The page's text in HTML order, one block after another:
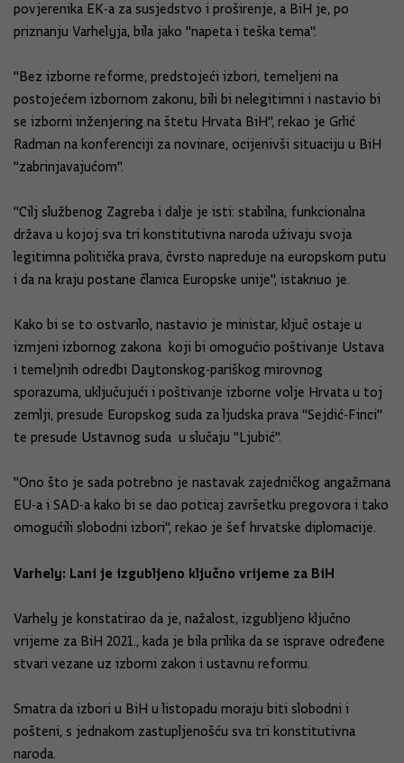
povjerenika EK-a za susjedstvo i proširenje, a BiH je, po
priznanju Varhelyja, bila jako "napeta i teška tema''.
"Bez izborne reforme, predstojeći izbori, temeljeni na
postojećem izbornom zakonu, bili bi nelegitimni i nastavio bi
se izborni inženjering na štetu Hrvata BiH", rekao je Grlić
Radman na konferenciji za novinare, ocijenivši situaciju u BiH
"zabrinjavajućom".
''Cilj službenog Zagreba i dalje je isti: stabilna, funkcionalna
država u kojoj sva tri konstitutivna naroda uživaju svoja
legitimna politička prava, čvrsto napreduje na europskom putu
i da na kraju postane članica Europske unije", istaknuo je.
Kako bi se to ostvarilo, nastavio je ministar, ključ ostaje u
izmjeni izbornog zakona koji bi omogućio poštivanje Ustava
i temeljnih odredbi Daytonskog-pariškog mirovnog
sporazuma, uključujući i poštivanje izborne volje Hrvata u toj
zemlji, presude Europskog suda za ljudska prava "Sejdić-Finci"
te presude Ustavnog suda u slučaju "Ljubić".
"Ono što je sada potrebno je nastavak zajedničkog angažmana
EU-a i SAD-a kako bi se dao poticaj završetku pregovora i tako
omogućili slobodni izbori", rekao je šef hrvatske diplomacije.
Varhely: Lani je izgubljeno ključno vrijeme za BiH
Varhely je konstatirao da je, nažalost, izgubljeno ključno
vrijeme za BiH 2021., kada je bila prilika da se isprave određene
stvari vezane uz izborni zakon i ustavnu reformu.
Smatra da izbori u BiH u listopadu moraju biti slobodni i
pošteni, s jednakom zastupljenošću sva tri konstitutivna
naroda.